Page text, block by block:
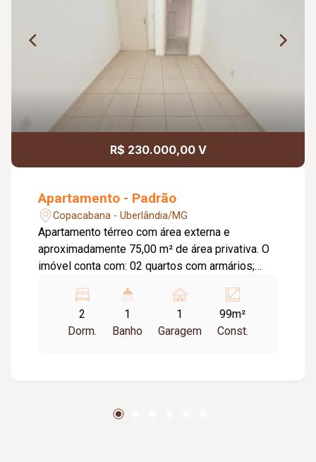
R$ 230.000,00 V
Apartamento - Padrão
Copacabana - Uberlândia/MG
Apartamento térreo com área externa e
aproximadamente 75,00 m² de área privativa. O
imóvel conta com: 02 quartos com armários;
blindex; Cozinha com armários planejados;
Lavanderia; Área externa privativa; 01 vaga de
garagem coberta; O condomínio conta com:
de aproximadamente 98,69 m².
2
Dorm.
1
Banho
1
Garagem
99m²
Const.